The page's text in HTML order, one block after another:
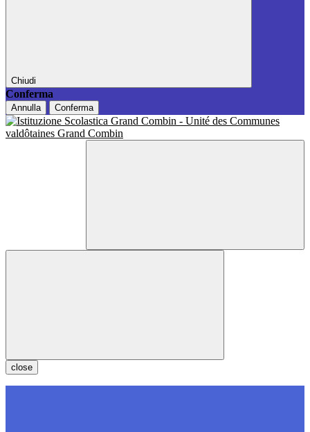
Chiudi
Conferma
Annulla Conferma
close